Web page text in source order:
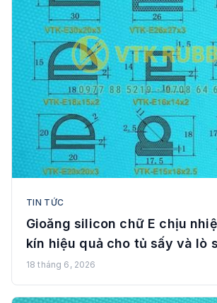
TIN TỨC
Gioăng silicon chữ E chịu
kín hiệu quả cho tủ sấy và lò
18 tháng 6, 2026